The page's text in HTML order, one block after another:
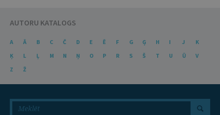
AUTORU KATALOGS
A Ā B C Č D E Ē F G Ģ H I J
K
Ķ
L Ļ M N Ņ O P R S Š T U Ū
V
Z
Ž